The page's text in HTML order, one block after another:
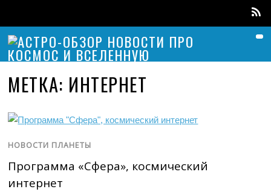
МЕТКА: ИНТЕРНЕТ
НОВОСТИ ПЛАНЕТЫ
Программа «Сфера», космический
интернет